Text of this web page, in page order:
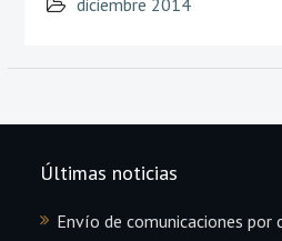
Últimas noticias
Envío de comunicaciones por